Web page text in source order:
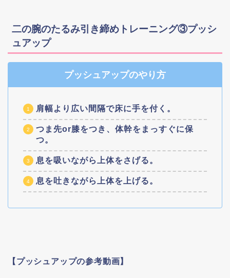
二の腕のたるみ引き締めトレーニング③プッシ
ュアップ
プッシュアップのやり方
肩幅より広い間隔で床に手を付く。
つま先or膝をつき、体幹をまっすぐに保
つ。
息を吸いながら上体をさげる。
息を吐きながら上体を上げる。
【プッシュアップの参考動画】